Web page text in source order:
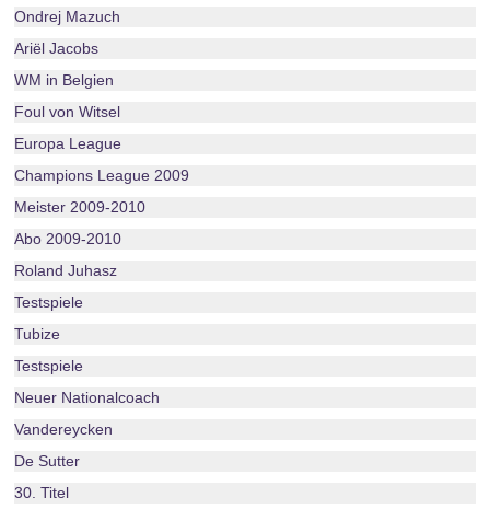
Ondrej Mazuch
Ariël Jacobs
WM in Belgien
Foul von Witsel
Europa League
Champions League 2009
Meister 2009-2010
Abo 2009-2010
Roland Juhasz
Testspiele
Tubize
Testspiele
Neuer Nationalcoach
Vandereycken
De Sutter
30. Titel